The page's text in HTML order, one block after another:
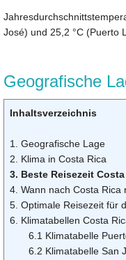
José) und 25,2 °C (Puerto
Geografische
Inhaltsverzeichnis
1. Geografische Lage
2. Klima in Costa Rica
3. Beste Reisezeit
4. Wann nach Costa Rica
5. Optimale Reisezeit für
6. Klimatabellen Costa
6.1 Klimatabelle
6.2 Klimatabelle San